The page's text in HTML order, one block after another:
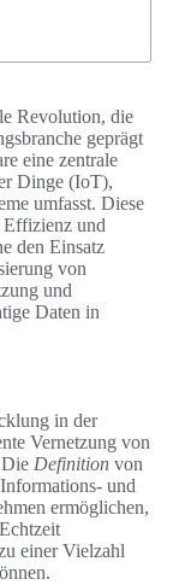
Revolution, die
geprägt
eine zentrale
Dinge (IoT),
umfasst. Diese
Effizienz und
den Einsatz
von
und
Daten in
in der
Vernetzung von
Definition von
und
ermöglichen,
einer Vielzahl